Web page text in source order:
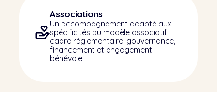
Associations
Un accompagnement adapté aux
spécificités du modèle associatif :
cadre réglementaire, gouvernance,
financement et engagement
bénévole.